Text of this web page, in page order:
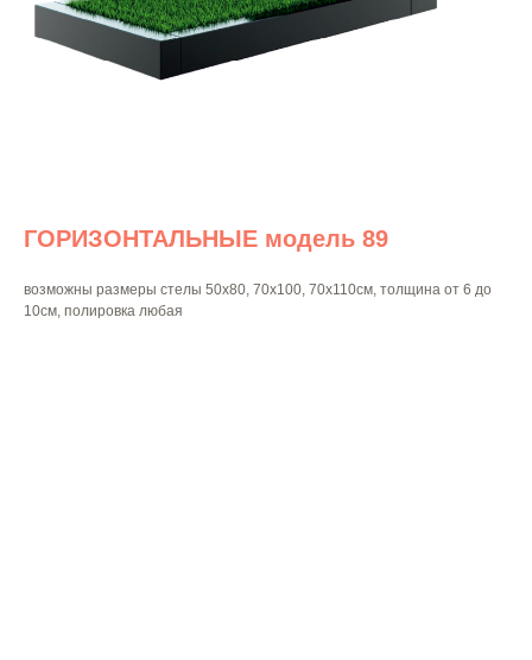
ГОРИЗОНТАЛЬНЫЕ модель 89
возможны размеры стелы 50х80, 70х100, 70х110см, толщина от 6 до
10см, полировка любая